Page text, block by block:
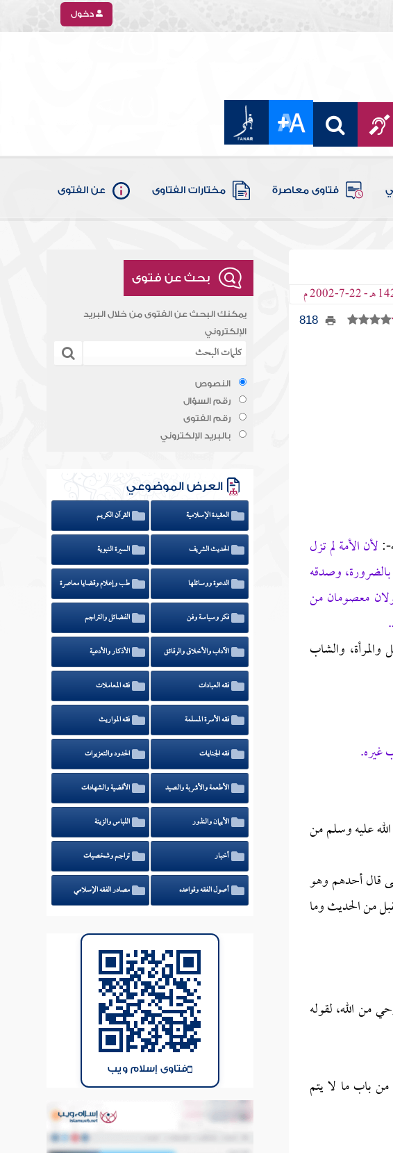
دخول
فتاوى معاصرة مختارات الفتاوى عن الفتوى
818
:لأن الأمة لم تزل
وصدقه
معصومان من
والشاب
غيره.
عليه وسلم من
قال أحدهم وهو
من الحديث وما
من الله، لقوله
من باب ما لا يتم
بحث عن فتوى
يمكنك البحث عن الفتوى من خلال البريد
الإلكتروني
النصوص
رقم السؤال
رقم الفتوى
بالبريد الإلكتروني
العرض الموضوعي
العقيدة الإسلامية القرآن الكريم
الحديث الشريف السيرة النبوية
الدعوة ووسائلها طب وإعلام وقضايا معاصرة
فكر وسياسة وفن الفضائل والتراجم
الآداب والأخلاق والرقائق الأذكار والأدعية
فقه العبادات فقه المعاملات
فقه الأسرة المسلمة فقه المواريث
فقه الجنايات الحدود والتعزيرات
الأطعمة والأشربة والصيد الأقضية والشهادات
الأيمان والنذور اللباس والزينة
أخبار تراجم وشخصيات
أصول الفقه وقواعده مصادر الفقه الإسلامي
فتاوى إسلام ويب